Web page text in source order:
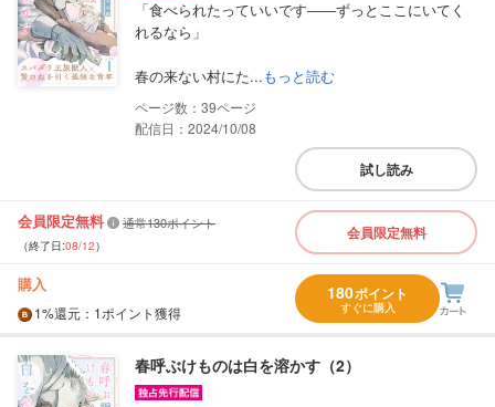
「食べられたっていいです――ずっとここにいてく
れるなら」
春の来ない村にた...もっと読む
39
配信日：2024/10/08
試し読み
会員限定無料 通常130ポイント
（終了日:08/12）
会員限定無料
購入
1%還元 ：1ポイント獲得
180ポイント
すぐに購入
春呼ぶけものは白を溶かす（2）